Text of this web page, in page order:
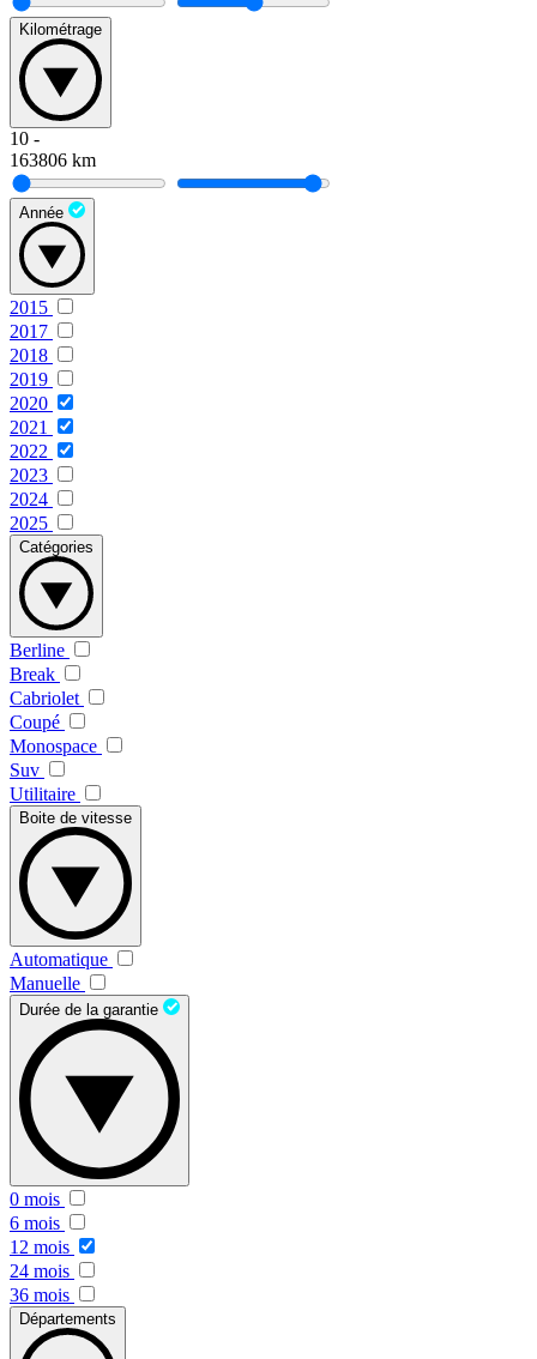
Kilométrage
10 -
163806 km
Année
2015
2017
2018
2019
2020
2021
2022
2023
2024
2025
Catégories
Berline
Break
Cabriolet
Coupé
Monospace
Suv
Utilitaire
Boite de vitesse
Automatique
Manuelle
Durée de la garantie
0 mois
6 mois
12 mois
24 mois
36 mois
Départements